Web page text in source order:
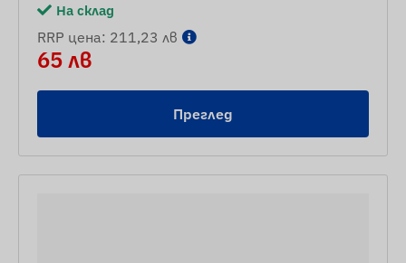
На склад
RRP цена: 211,23 лв
65 лв
Преглед